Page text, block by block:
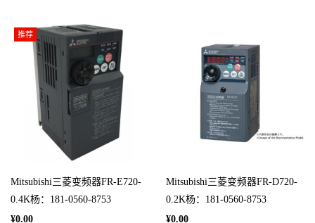
推荐
Mitsubishi三菱变频器FR-E720-
0.4K杨：181-0560-8753
¥0.00
Mitsubishi三菱变频器FR-D720-
0.2K杨：181-0560-8753
¥0.00